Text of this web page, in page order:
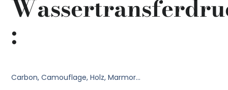
:
Carbon, Camouflage, Holz, Marmor…